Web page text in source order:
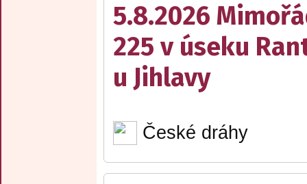
5.8.2026
225 v úseku
u Jihlavy
České dráhy